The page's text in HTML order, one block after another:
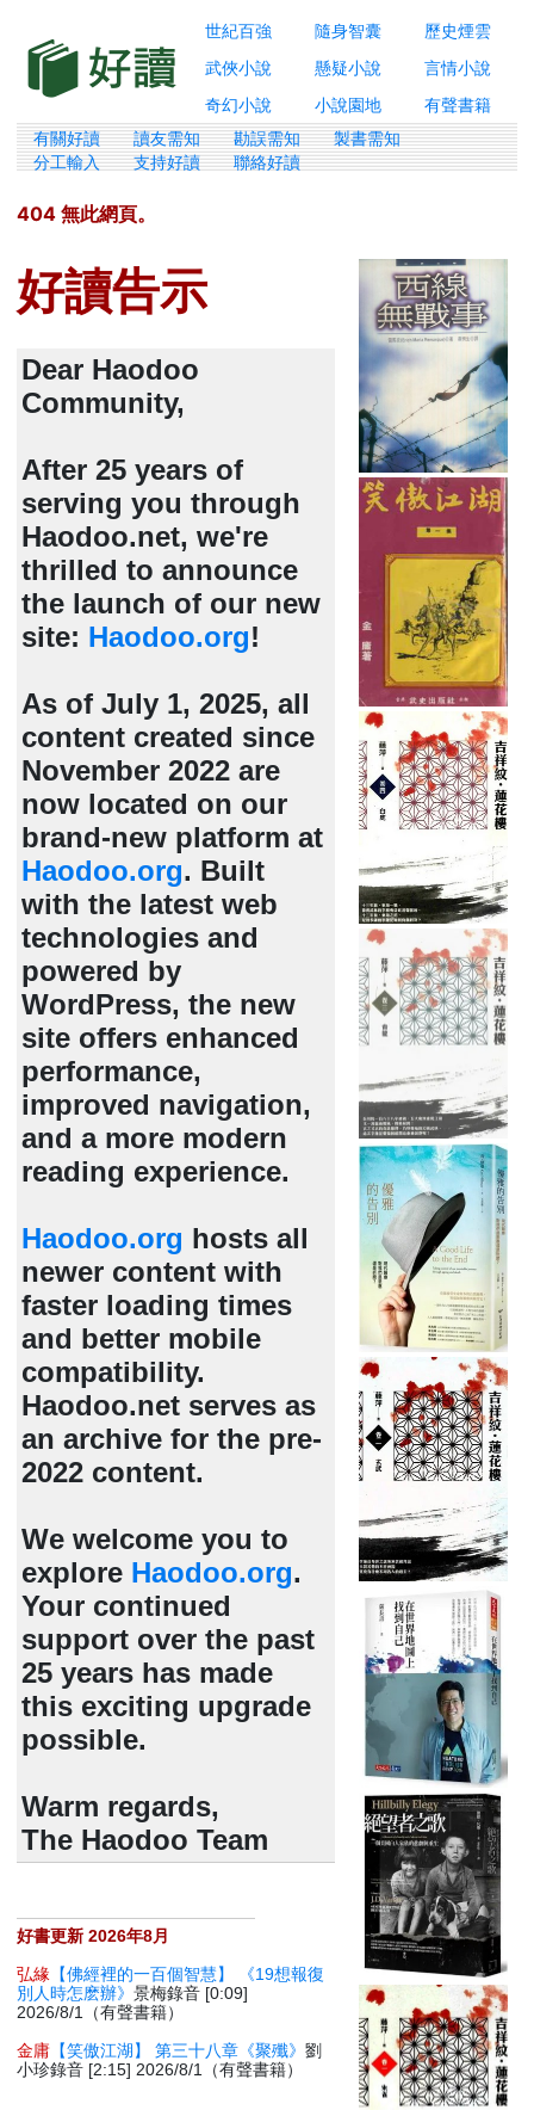
世紀百強 隨身智囊
歷史煙雲
武俠小說
懸疑小說
言情小說
奇幻小說
小說園地 有聲書籍
有關好讀 讀友需知 勘誤需知
製書需知
分工輸入
支持好讀 聯絡好讀
404 無此網頁。
好讀告示
Dear Haodoo
Community,
After 25 years of
serving you through
Haodoo.net, we're
thrilled to announce
the launch of our new
site: Haodoo.org!
As of July 1, 2025, all
content created since
November 2022 are
now located on our
brand-new platform at
Haodoo.org. Built
with the latest web
technologies and
powered by
WordPress, the new
site offers enhanced
performance,
improved navigation,
and a more modern
reading experience.
Haodoo.org hosts all
newer content with
faster loading times
and better mobile
compatibility.
Haodoo.net serves as
an archive for the pre-
2022 content.
We welcome you to
explore Haodoo.org.
Your continued
support over the past
25 years has made
this exciting upgrade
possible.
Warm regards,
The Haodoo Team
好書更新 2026年8月
弘緣 【佛經裡的一百個智慧】 《19想報復
別人時怎麽辦》景梅錄音 [0:09]
2026/8/1（有聲書籍）
金庸 【笑傲江湖】 第三十八章《聚殲》劉
小珍錄音 [2:15] 2026/8/1（有聲書籍）